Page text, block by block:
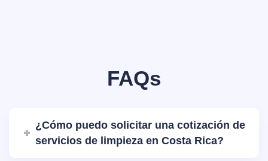
FAQs
¿Cómo puedo solicitar una cotización de
servicios de limpieza en Costa Rica?